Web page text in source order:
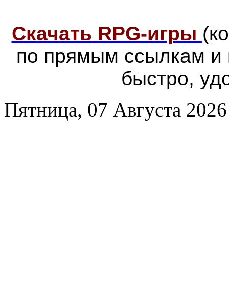
Скачать RPG-игры
по прямым ссылкам и
быстро,
Пятница, 07 Августа 2026